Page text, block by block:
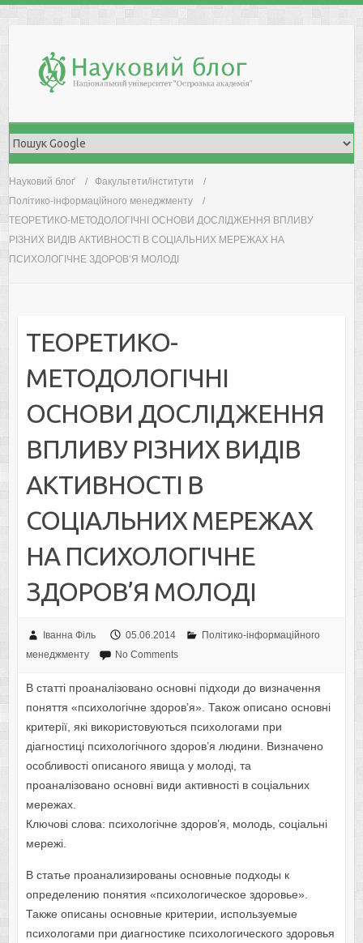
Науковий блоґ
Факультети/інститути
Політико-інформаційного менеджменту
ТЕОРЕТИКО-МЕТОДОЛОГІЧНІ ОСНОВИ ДОСЛІДЖЕННЯ ВПЛИВУ
РІЗНИХ ВИДІВ АКТИВНОСТІ В СОЦІАЛЬНИХ МЕРЕЖАХ НА
ПСИХОЛОГІЧНЕ ЗДОРОВ’Я МОЛОДІ
ТЕОРЕТИКО-
МЕТОДОЛОГІЧНІ
ОСНОВИ ДОСЛІДЖЕННЯ
ВПЛИВУ РІЗНИХ ВИДІВ
АКТИВНОСТІ В
СОЦІАЛЬНИХ МЕРЕЖАХ
НА ПСИХОЛОГІЧНЕ
ЗДОРОВ’Я МОЛОДІ
Іванна Філь 05.06.2014
Політико-інформаційного
менеджменту
No Comments
В статті проаналізовано основні підходи до визначення
поняття «психологічне здоров’я». Також описано основні
критерії, які використовуються психологами при
діагностиці психологічного здоров’я людини. Визначено
особливості описаного явища у молоді, та
проаналізовано основні види активності в соціальних
мережах.
Ключові слова: психологічне здоров’я, молодь, соціальні
мережі.
В статье проанализированы основные подходы к
определению понятия «психологическое здоровье».
Также описаны основные критерии, используемые
психологами при диагностике психологического здоровья